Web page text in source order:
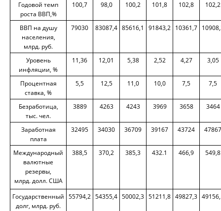
Годовой темп
роста ВВП,%
100,7 98,0 100,2 101,8 102,8 102,2
ВВП на душу
населения,
млрд. руб.
79030 83087,4 85616,1 91843,2 10361,7
Уровень
инфляции, %
11,36 12,01 5,38 2,52 4,27 3,05
Процентная
ставка, %
5,5 12,5 11,0 10,0 7,5 7,5
Безработица,
тыс. чел.
3889 4263 4243 3969 3658 3464
Заработная
плата
32495 34030 36709 39167 43724 47867
Международный
валютные
резервы,
млрд. долл. США
388,5 370,2 385,3 432.1 466,9 549,8
Государственный
долг, млрд. руб.
55794,2 54355,4 50002,3 51211,8 49827,3